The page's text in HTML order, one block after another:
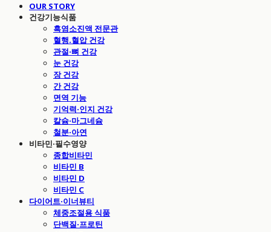
OUR STORY
건강기능식품
흑염소진액 전문관
혈행.혈압 건강
관절·뼈 건강
눈 건강
장 건강
간 건강
면역 기능
기억력·인지 건강
칼슘·마그네슘
철분·아연
비타민·필수영양
종합비타민
비타민 B
비타민 D
비타민 C
다이어트·이너뷰티
체중조절용 식품
단백질·프로틴